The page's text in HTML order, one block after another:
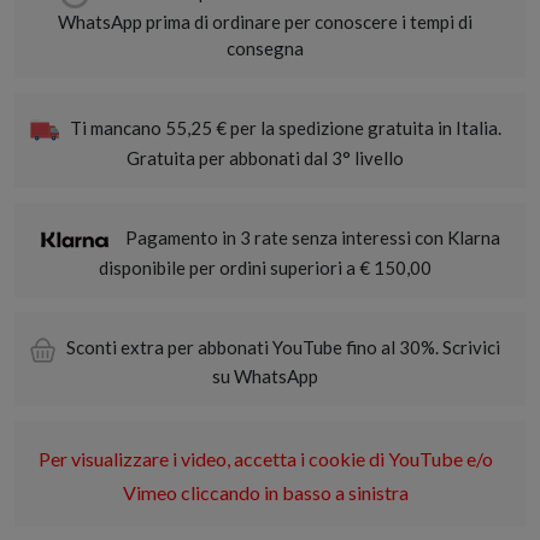
WhatsApp prima di ordinare per conoscere i tempi di
consegna
Ti mancano 55,25 € per la spedizione gratuita in Italia.
Gratuita per abbonati dal 3° livello
Pagamento in 3 rate senza interessi con Klarna
disponibile per ordini superiori a € 150,00
Sconti extra per abbonati YouTube fino al 30%. Scrivici
su WhatsApp
Per visualizzare i video, accetta i cookie di YouTube e/o
Vimeo cliccando in basso a sinistra